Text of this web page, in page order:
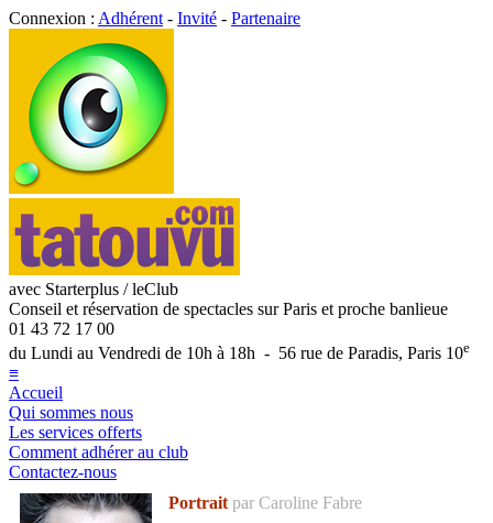
Connexion : Adhérent - Invité - Partenaire
avec Starterplus / leClub
Conseil et réservation de spectacles sur Paris et proche banlieue
01 43 72 17 00
du Lundi au Vendredi de 10h à 18h - 56 rue de Paradis, Paris 10e
≡
Accueil
Qui sommes nous
Les services offerts
Comment adhérer au club
Contactez-nous
Portrait par Caroline Fabre